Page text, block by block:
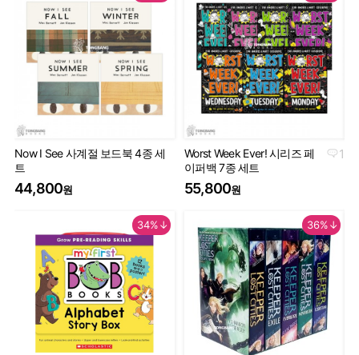
Now I See 사계절 보드북 4종 세
트
44,800원
1
Worst Week Ever! 시리즈 페
이퍼백 7종 세트
55,800원
34%↓ 36%↓